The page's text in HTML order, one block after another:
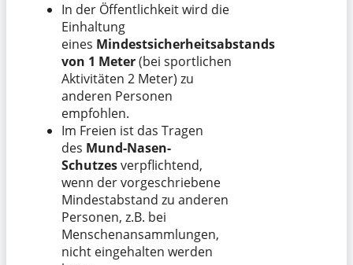
In der Öffentlichkeit wird die
Einhaltung
eines Mindestsicherheitsabstands
von 1 Meter(bei sportlichen
Aktivitäten 2 Meter) zu
anderen Personen
empfohlen.
Im Freien ist das Tragen
des Mund-Nasen-
Schutzesverpflichtend,
wenn der vorgeschriebene
Mindestabstand zu anderen
Personen, z.B. bei
Menschenansammlungen,
nicht eingehalten werden